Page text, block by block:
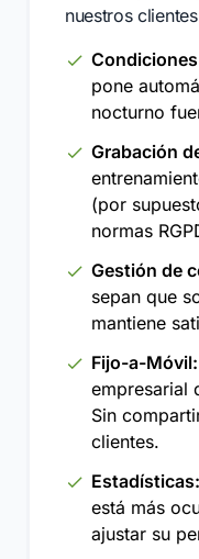
nuestros
pone
nocturno
Grabación
(por
normas
Gestión de
sepan que
mantiene
Fijo-a-Móvil:
empresarial
Sin
clientes.
Estadísticas:
está más
ajustar su